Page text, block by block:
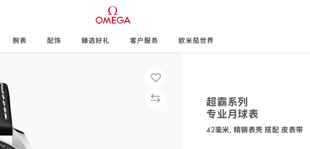
腕表 配饰 臻选好礼 客户服务 欧米茄世界
超霸系列
专业月球表
42毫米, 精钢表壳 搭配 皮表带